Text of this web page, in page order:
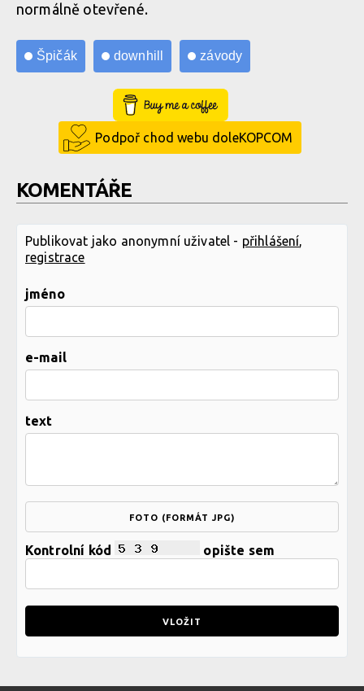
normálně otevřené.
Špičák downhill závody
Buy Me a Coffee
Podpoř chod webu doleKOPCOM
KOMENTÁŘE
Publikovat jako anonymní uživatel - přihlášení,
registrace
jméno
e-mail
text
FOTO (FORMÁT JPG)
Kontrolní kód opište sem